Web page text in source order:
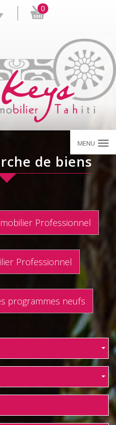
0
MENU
de biens
Professionnel
Professionnel
programmes neufs